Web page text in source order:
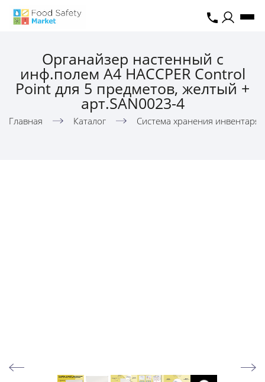
Органайзер настенный c
инф.полем А4 HACCPER Control
Point для 5 предметов, желтый +
арт.SAN0023-4
Главная Каталог Система хранения